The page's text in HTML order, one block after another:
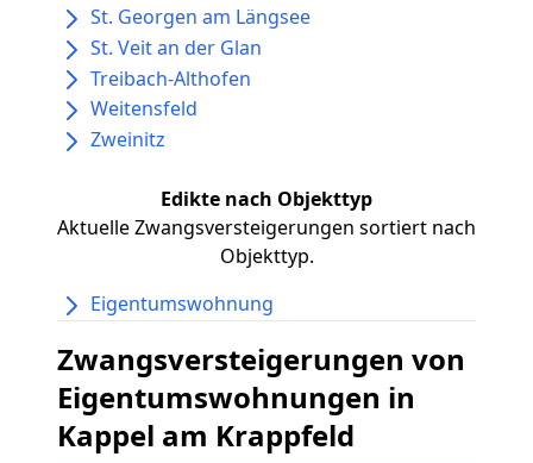
St. Georgen am Längsee
St. Veit an der Glan
Treibach-Althofen
Weitensfeld
Zweinitz
Edikte nach Objekttyp
Aktuelle Zwangsversteigerungen sortiert nach
Objekttyp.
Eigentumswohnung
Zwangsversteigerungen von
Eigentumswohnungen in
Kappel am Krappfeld